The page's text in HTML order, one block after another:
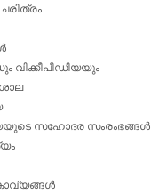
വിക്കീപീഡിയയും
സഹോദര സംരംഭങ്ങള്‍